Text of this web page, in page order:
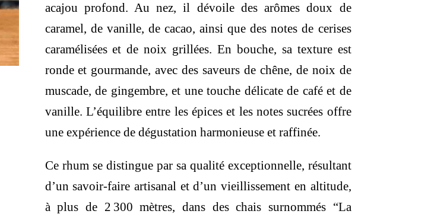
acajou profond. Au nez, il dévoile des arômes doux de
caramel, de vanille, de cacao, ainsi que des notes de cerises
caramélisées et de noix grillées. En bouche, sa texture est
ronde et gourmande, avec des saveurs de chêne, de noix de
muscade, de gingembre, et une touche délicate de café et de
vanille. L’équilibre entre les épices et les notes sucrées offre
une expérience de dégustation harmonieuse et raffinée.
Ce rhum se distingue par sa qualité exceptionnelle, résultant
d’un savoir-faire artisanal et d’un vieillissement en altitude,
à plus de 2 300 mètres, dans des chais surnommés “La